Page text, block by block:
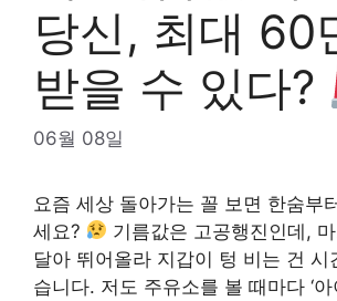
당신, 최대 60
받을 수 있다?
06월 08일
요즘 세상 돌아가는 꼴 보면 한숨부
세요?
기름값은 고공행진인데,
달아 뛰어올라 지갑이 텅 비는 건 시
습니다. 저도 주유소를 볼 때마다 ‘